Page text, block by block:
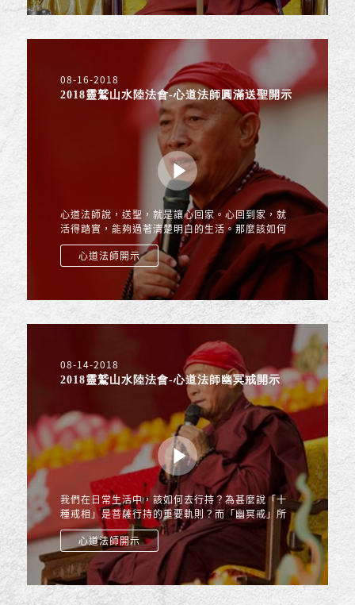
08-16-2018
2018靈鷲山水陸法會-心道法師圓滿送聖開示
心道法師說，送聖，就是讓心回家。心回到家，就
活得踏實，能夠過著清楚明白的生活。那麼該如何
回到我們的本覺呢？水陸圓滿後，菩提心是生活的
重點，那麼我們如何...
心道法師開示
08-14-2018
2018靈鷲山水陸法會-心道法師幽冥戒開示
我們在日常生活中，該如何去行持？為甚麼說「十
種戒相」是菩薩行持的重要軌則？而「幽冥戒」所
受持的是大乘「三聚淨戒」，什麼又是「三聚淨
戒」呢？
心道法師開示